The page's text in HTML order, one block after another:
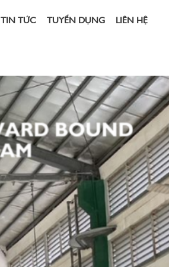
TIN TỨC TUYỂN DỤNG LIÊN HỆ